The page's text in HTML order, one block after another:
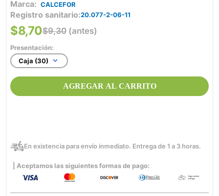
CALCEFOR
Registro sanitario 20.077-2-06-11
$9,30 (antes)
$8,70
Presentación:
Caja (30)
AGREGAR AL CARRITO
En existencia para envío inmediato. Entrega de 1 a 3 horas.
| Aceptamos las siguientes formas de pago: